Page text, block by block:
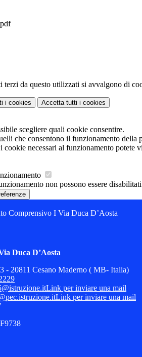
terzi da questo utilizzati si avvalgono di
i cookies Accetta tutti i cookies
scegliere quali cookie consentire.
che consentono il funzionamento della
cookie necessari al funzionamento potete
non possono essere
Comprensivo I Via Duca D’Aosta
Duca D’Aosta
- 20811 Cesano Maderno ( MB- Italia)
Link per inviare una mail
Link per inviare una mail